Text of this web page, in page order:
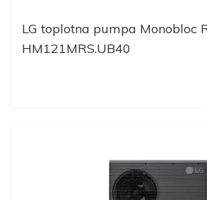
LG toplotna pumpa Monobloc
HM121MRS.UB40